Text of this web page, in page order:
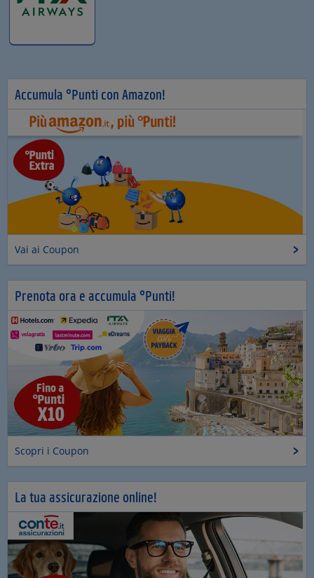
Accumula °Punti con Amazon!
Vai ai Coupon
Prenota ora e accumula °Punti!
Scopri i Coupon
La tua assicurazione online!